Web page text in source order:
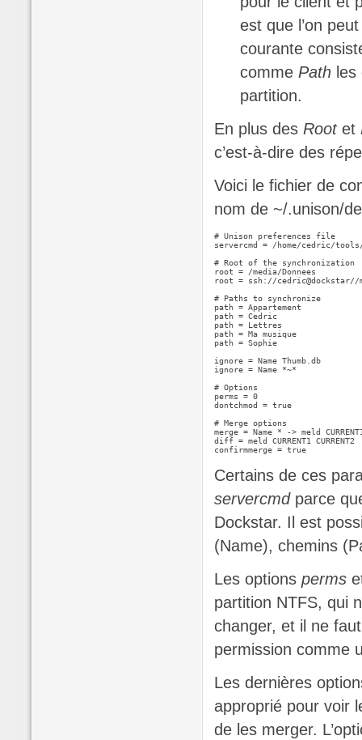
est que l’on
courante
comme Path
partition.
En plus des Rootet
c’est-à-dire des
Voici le fichier de
nom de ~/.unison/
# Unison preferences file
servercmd = /home/cedric/
# Root of the synchronization
root = /media/Donnees
root = ssh://
# Paths to synchronize
path = Appartement
path = Cedric
path = Lettres
path = Ma musique
path = Sophie
ignore = Name Thumb.db
ignore = Name *~*
# Options
perms = 0
dontchmod = true
# Merge options
merge = Name * -> meld CURRENT1
diff = meld CURRENT1 CURRENT2
confirmmerge = true
Certains de ces
servercmdparce
Dockstar. Il est
(Name), chemins
Les options perms
partition NTFS, qui
changer, et il ne
permission comme
Les dernières
approprié pour voir
de les merger.